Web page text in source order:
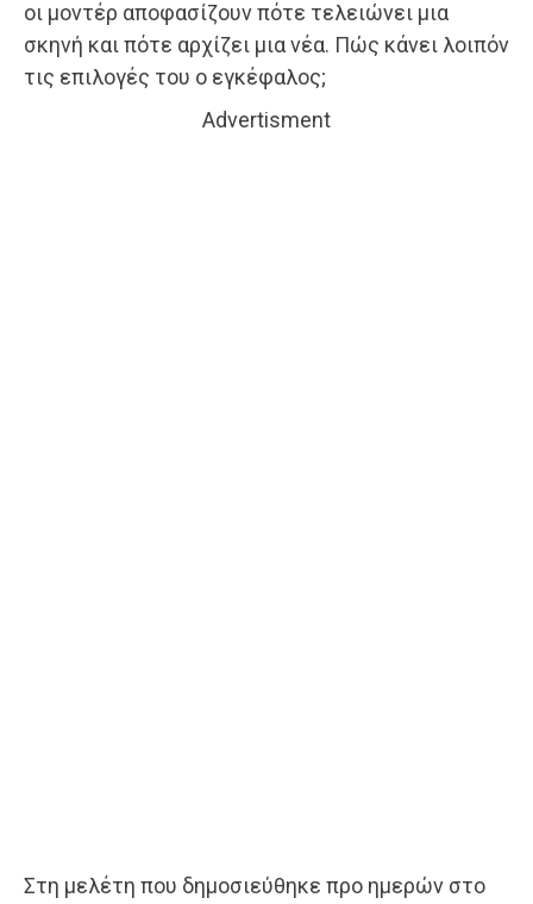
οι μοντέρ αποφασίζουν πότε τελειώνει μια
σκηνή και πότε αρχίζει μια νέα. Πώς κάνει λοιπόν
τις επιλογές του ο εγκέφαλος;
Advertisment
Στη μελέτη που δημοσιεύθηκε προ ημερών στο